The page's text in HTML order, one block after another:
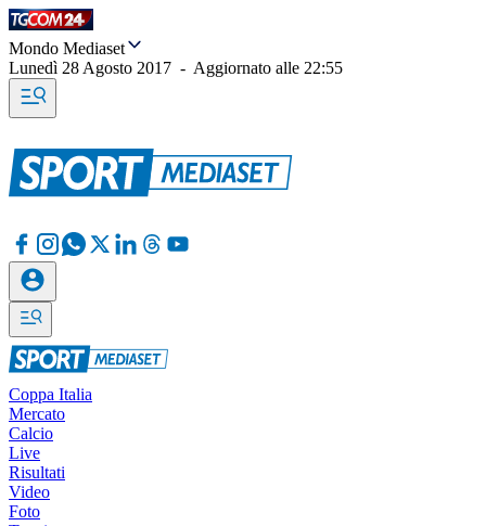
Mondo Mediaset
Lunedì 28 Agosto 2017 - Aggiornato alle 22:55
Coppa Italia
Mercato
Calcio
Live
Risultati
Video
Foto